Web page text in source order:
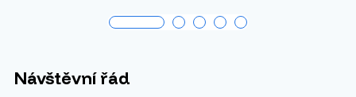
Návštěvní řád